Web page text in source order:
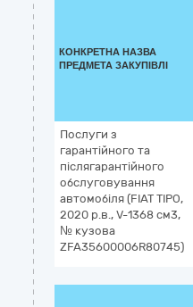
КОНКРЕТНА НАЗВА
ПРЕДМЕТА ЗАКУПІВЛІ
Послуги з
гарантійного та
післягарантійного
обслуговування
автомобіля (FIAT TIPO,
2020 р.в., V-1368 см3,
№ кузова
ZFA35600006R80745)